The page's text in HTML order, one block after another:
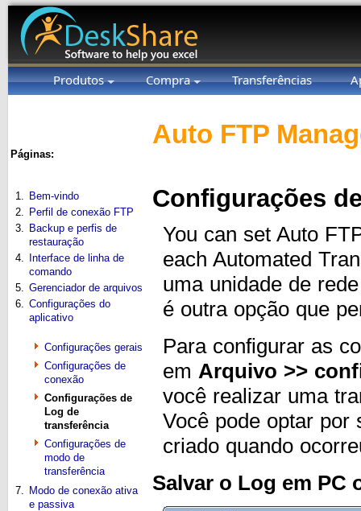
Produtos Compra Transferências
Páginas:
1.
Bem-vindo
2.
Perfil de conexão FTP
3.
Backup e perfis de
restauração
4.
Interface de linha de
comando
5.
Gerenciador de arquivos
6.
Configurações do
aplicativo
Configurações gerais
Configurações de
conexão
Configurações de
Log de
transferência
Configurações de
modo de
transferência
7.
Modo de conexão ativa
e passiva
Auto FTP
Configurações
You can set Auto
each Automated
uma unidade de
é outra opção que
Para configurar as
em Arquivo >>
você realizar uma
Você pode optar por
criado quando
Salvar o Log em PC